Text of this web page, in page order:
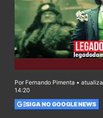
Por Fernando Pimenta •
14:20
SIGA NO GOOGLE NEWS